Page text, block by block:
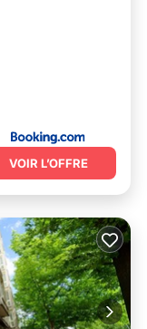
VOIR L’OFFRE